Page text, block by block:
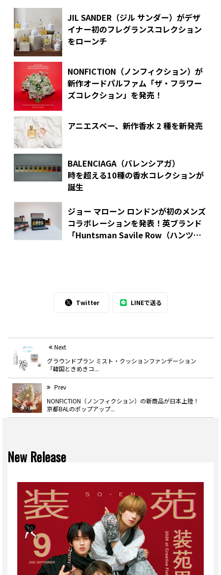
JIL SANDER（ジル サンダー）がデザ
イナー初のフレグランスコレクション
をローンチ
NONFICTION（ノンフィクション）が
新作オードパルファム「ザ・フラワー
ズコレクション」を発売！
アニエスベー、新作香水 2 種を新発売
BALENCIAGA（バレンシアガ）
時を超える10種の香水コレクションが
誕生
ジョー マローン ロンドンが初のメンズ
コラボレーションを発表！英ブランド
「Huntsman Savile Row（ハンツマ
Twitter LINEで送る
Next
グラウンドプラン ミスト・クッションファンデーション
「韓国ときめきコ...
Prev
NONFICTION（ノンフィクション）の新商品が日本上陸！
京都BALのポップアップ...
New Release